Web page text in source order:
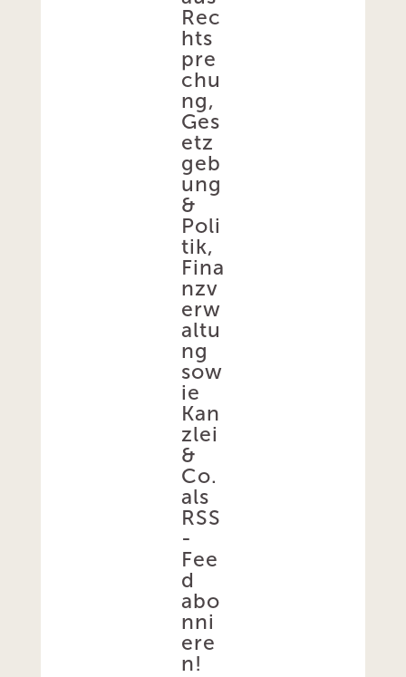
Rec
hts
pre
chu
ng,
Ges
etz
geb
ung
&
Poli
tik,
Fina
nzv
erw
altu
ng
sow
ie
Kan
zlei
&
Co.
als
RSS
-
Fee
d
abo
nni
ere
n!